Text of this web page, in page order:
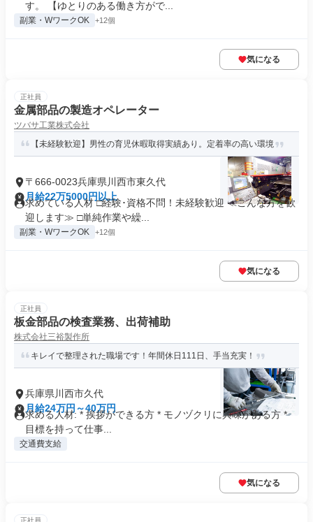
す。 【ゆとりのある働き方がで...
副業・WワークOK +12個
気になる
正社員
金属部品の製造オペレーター
ツバサ工業株式会社
【未経験歓迎】男性の育児休暇取得実績あり。定着率の高い環境
〒666-0023兵庫県川西市東久代
月給22万5000円以上
求めている人材 □経験･資格不問！未経験歓迎 ≪こんな方を歓
迎します≫ □単純作業や繰...
副業・WワークOK +12個
気になる
正社員
板金部品の検査業務、出荷補助
株式会社三裕製作所
キレイで整理された職場です！年間休日111日、手当充実！
兵庫県川西市久代
月給24万円～40万円
求める人材: * 挨拶ができる方 * モノヅクリに興味がある方 *
目標を持って仕事...
交通費支給
気になる
正社員